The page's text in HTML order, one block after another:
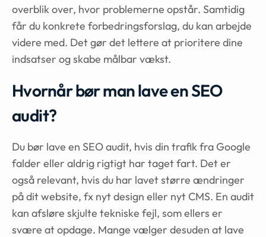
overblik over, hvor problemerne opstår. Samtidig
får du konkrete forbedringsforslag, du kan arbejde
videre med. Det gør det lettere at prioritere dine
indsatser og skabe målbar vækst.
Hvornår bør man lave en SEO
audit?
Du bør lave en SEO audit, hvis din trafik fra Google
falder eller aldrig rigtigt har taget fart. Det er
også relevant, hvis du har lavet større ændringer
på dit website, fx nyt design eller nyt CMS. En audit
kan afsløre skjulte tekniske fejl, som ellers er
svære at opdage. Mange vælger desuden at lave